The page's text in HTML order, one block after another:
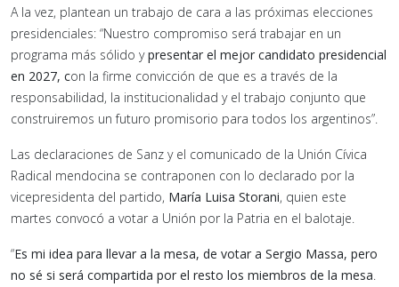
A la vez, plantean un trabajo de cara a las próximas elecciones
presidenciales: “Nuestro compromiso será trabajar en un
programa más sólido ypresentar el mejor candidato presidencial
en 2027, con la firme convicción de que es a través de la
responsabilidad, la institucionalidad y el trabajo conjunto que
construiremos un futuro promisorio para todos los argentinos”.
Las declaraciones de Sanz y el comunicado de la Unión Cívica
Radical mendocina se contraponen con lo declarado por la
vicepresidenta del partido, María Luisa Storani, quien este
martes convocó a votar a Unión por la Patria en el balotaje.
“Es mi idea para llevar a la mesa, de votar a Sergio Massa, pero
no sé si será compartida por el resto los miembros de la mesa.